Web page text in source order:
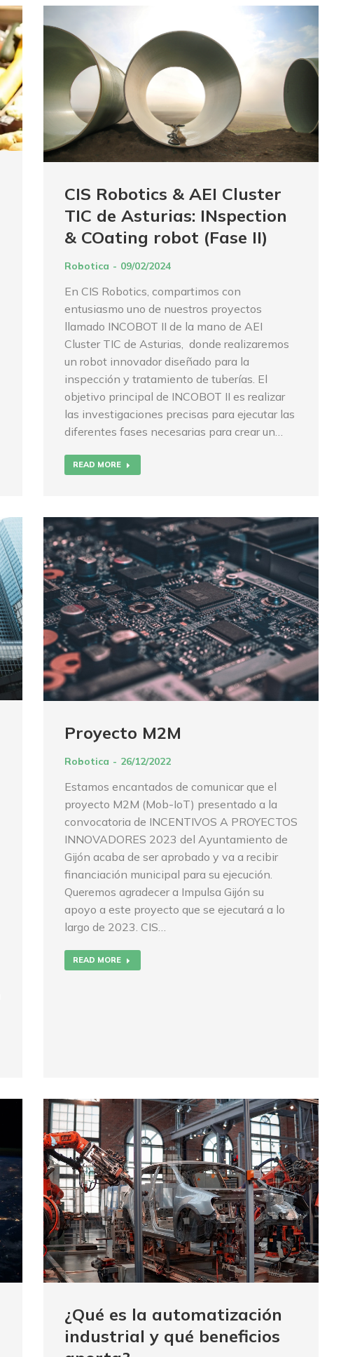
CIS Robotics & AEI Cluster
TIC de Asturias: INspection
& COating robot (Fase II)
Robotica 09/02/2024
En CIS Robotics, compartimos con
entusiasmo uno de nuestros proyectos
llamado INCOBOT II de la mano de AEI
Cluster TIC de Asturias, donde realizaremos
un robot innovador diseñado para la
inspección y tratamiento de tuberías. El
objetivo principal de INCOBOT II es realizar
las investigaciones precisas para ejecutar las
diferentes fases necesarias para crear un…
READ MORE
Proyecto M2M
Robotica 26/12/2022
Estamos encantados de comunicar que el
proyecto M2M (Mob-IoT) presentado a la
convocatoria de INCENTIVOS A PROYECTOS
INNOVADORES 2023 del Ayuntamiento de
Gijón acaba de ser aprobado y va a recibir
financiación municipal para su ejecución.
Queremos agradecer a Impulsa Gijón su
apoyo a este proyecto que se ejecutará a lo
largo de 2023. CIS…
READ MORE
¿Qué es la automatización
industrial y qué beneficios